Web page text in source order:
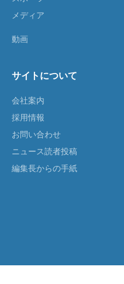
メディア
動画
サイトについて
会社案内
採用情報
お問い合わせ
ニュース読者投稿
編集長からの手紙